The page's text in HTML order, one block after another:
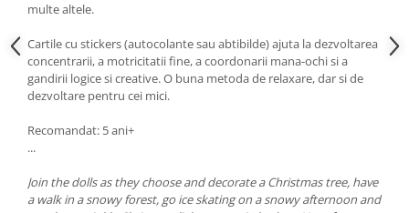
multe altele.
Cartile cu stickers (autocolante sau abtibilde) ajuta la dezvoltarea
concentrarii, a motricitatii fine, a coordonarii mana-ochi si a
gandirii logice si creative. O buna metoda de relaxare, dar si de
dezvoltare pentru cei mici.
Recomandat: 5 ani+
...
Join the dolls as they choose and decorate a Christmas tree, have
a walk in a snowy forest, go ice skating on a snowy afternoon and